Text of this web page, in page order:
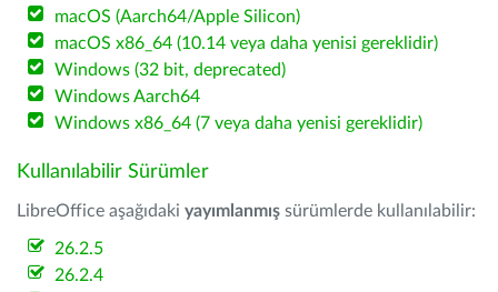
macOS (Aarch64/Apple Silicon)
macOS x86_64 (10.14 veya daha yenisi gereklidir)
Windows (32 bit, deprecated)
Windows Aarch64
Windows x86_64 (7 veya daha yenisi gereklidir)
Kullanılabilir Sürümler
LibreOffice aşağıdaki yayımlanmış sürümlerde kullanılabilir:
26.2.5
26.2.4